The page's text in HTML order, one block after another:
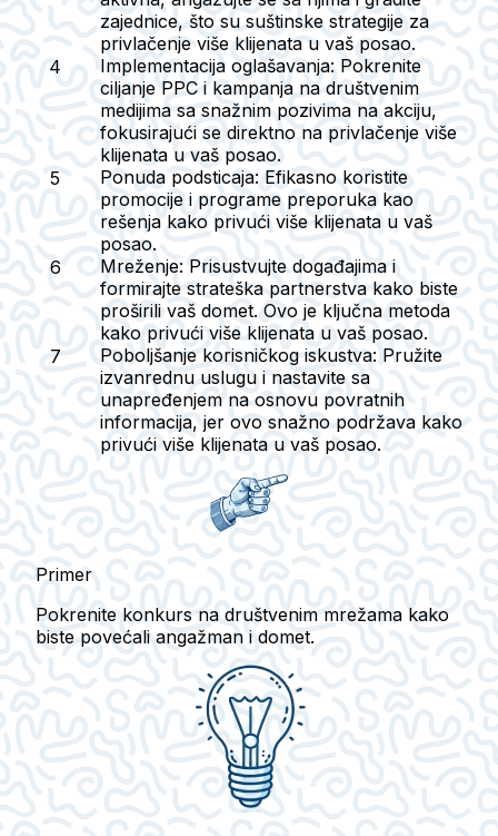
zajednice, što su suštinske strategije za
privlačenje više klijenata u vaš posao.
Implementacija oglašavanja: Pokrenite
ciljanje PPC i kampanja na društvenim
medijima sa snažnim pozivima na akciju,
fokusirajući se direktno na privlačenje više
klijenata u vaš posao.
Ponuda podsticaja: Efikasno koristite
promocije i programe preporuka kao
rešenja kako privući više klijenata u vaš
posao.
Mreženje: Prisustvujte događajima i
formirajte strateška partnerstva kako biste
proširili vaš domet. Ovo je ključna metoda
kako privući više klijenata u vaš posao.
Poboljšanje korisničkog iskustva: Pružite
izvanrednu uslugu i nastavite sa
unapređenjem na osnovu povratnih
informacija, jer ovo snažno podržava kako
privući više klijenata u vaš posao.
Primer
Pokrenite konkurs na društvenim mrežama kako
biste povećali angažman i domet.